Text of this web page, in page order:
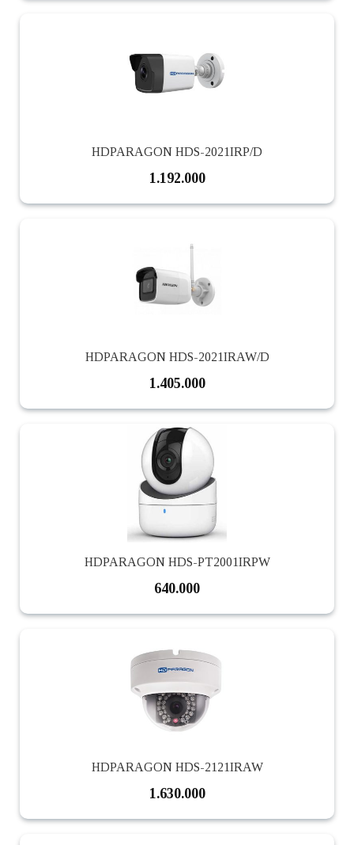
HDPARAGON HDS-2021IRP/D
1.192.000
HDPARAGON HDS-2021IRAW/D
1.405.000
HDPARAGON HDS-PT2001IRPW
640.000
HDPARAGON HDS-2121IRAW
1.630.000